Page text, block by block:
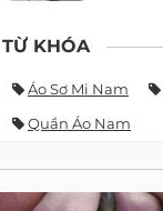
TỪ KHÓA
Áo Sơ Mi Nam
Quần Áo Nam